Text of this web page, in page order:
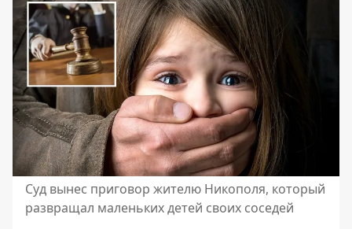
Суд вынес приговор жителю Никополя, который
развращал маленьких детей своих соседей